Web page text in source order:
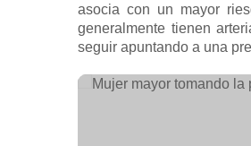
asocia con un mayor
generalmente tienen
seguir apuntando a una